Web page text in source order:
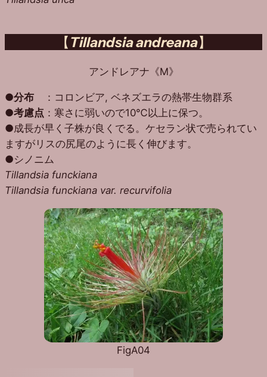
【Tillandsia andreana】
アンドレアナ《M》
●分布
：コロンビア, ベネズエラの熱帯生物群系
●考慮点 ：寒さに弱いので10℃以上に保つ。
●成長が早く子株が良くでる。ケセラン状で売られてい
ますがリスの尻尾のように長く伸びます。
●シノニム
Tillandsia funckiana
Tillandsia funckiana var. recurvifolia
FigA04